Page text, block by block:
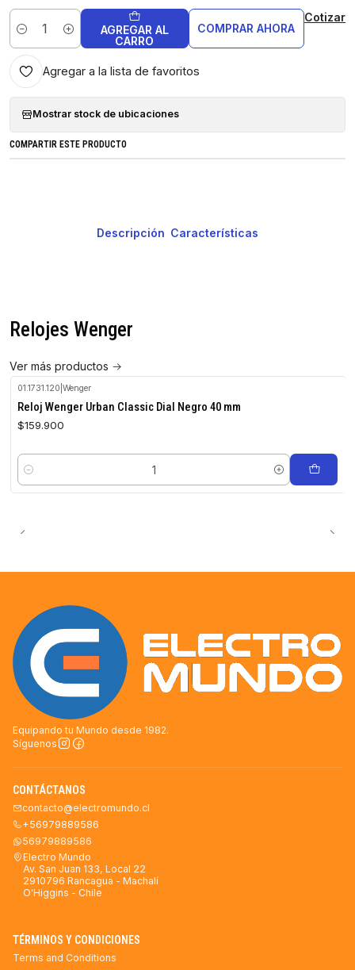
Cantidad
AGREGAR AL
CARRO
COMPRAR AHORA
Cotizar
Agregar a la lista de favoritos
Mostrar stock de ubicaciones
COMPARTIR ESTE PRODUCTO
Descripción Características
Relojes Wenger
Ver más productos
01.1731.120 Wenger
Reloj Wenger Urban Classic Dial Negro 40 mm
$159.900
Cantidad
Equipando tu Mundo desde 1982.
Síguenos
CONTÁCTANOS
contacto@electromundo.cl
+56979889586
56979889586
Electro Mundo
Av. San Juan 133, Local 22
2910796 Rancagua - Machalí
O'Higgins - Chile
TÉRMINOS Y CONDICIONES
Terms and Conditions